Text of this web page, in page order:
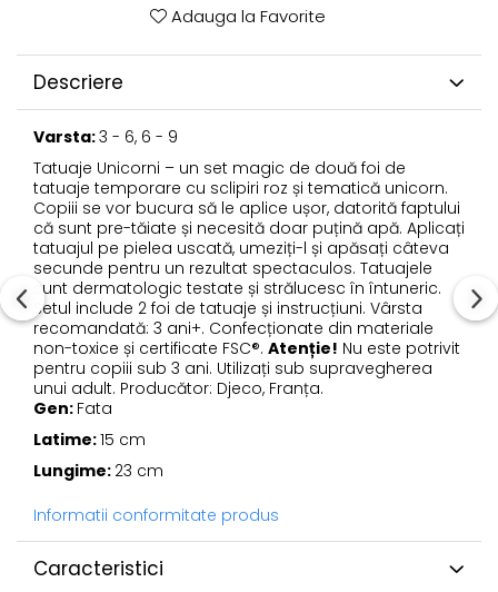
Adauga la Favorite
Descriere
Varsta:3 - 6, 6 - 9
Tatuaje Unicorni – un set magic de două foi de
tatuaje temporare cu sclipiri roz și tematică unicorn.
Copiii se vor bucura să le aplice ușor, datorită faptului
că sunt pre-tăiate și necesită doar puțină apă. Aplicați
tatuajul pe pielea uscată, umeziți-l și apăsați câteva
secunde pentru un rezultat spectaculos. Tatuajele
sunt dermatologic testate și strălucesc în întuneric.
Setul include 2 foi de tatuaje și instrucțiuni. Vârsta
recomandată: 3 ani+. Confecționate din materiale
non-toxice și certificate FSC®. Atenție! Nu este potrivit
pentru copiii sub 3 ani. Utilizați sub supravegherea
unui adult. Producător: Djeco, Franța.
Gen: Fata
Latime:15 cm
Lungime: 23 cm
Informatii conformitate produs
Caracteristici